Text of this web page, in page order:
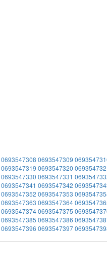
0693547308 0693547309
0693547319 0693547320
0693547330 0693547331
0693547341 0693547342
0693547352 0693547353
0693547363 0693547364
06935473740693547375
0693547385 0693547386
0693547396 0693547397